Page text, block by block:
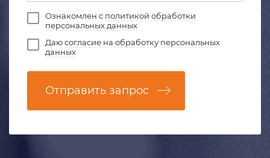
Ознакомлен с политикой обработки
персональных данных
Даюсогласие на обработку персональных
данных
Отправить запрос